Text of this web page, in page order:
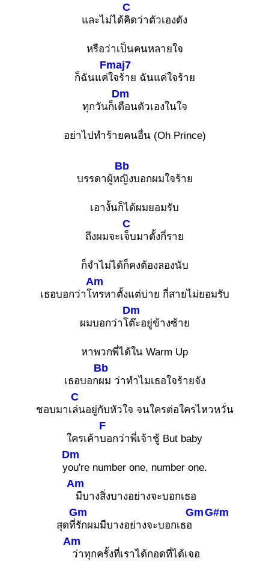
และไม่ได้
C
คิดว่าตัวเองดัง
หรือว่าเป็นคนหลายใจ
ก็ฉันแค่
Fmaj7
ใจร้าย ฉันแค่ใจร้าย
ทุกวันก็เ
Dm
ตือนตัวเองในใจ
อย่าไปทำร้ายคนอื่น (Oh Prince)
บรรดาผู้ห
Bb
ญิงบอกผมใจร้าย
เอางั้นก็ได้ผมยอมรับ
ถึงผมจะเ
C
จ็บมาตั้งกี่ราย
ก็จำไม่ได้ก็คงต้องลองนับ
เธอบอกว่าโ
Am
ทรหาตั้งแต่บ่าย กี่สายไม่ยอมรับ
ผมบอกว่าโ
Dm
ต๊ะอยู่ข้างซ้าย
หาพวกพี่ได้ใน Warm Up
เธอบอก
Bb
ผม ว่าทำไมเธอใจร้ายจัง
ชอบมาเ
C
ล่นอยู่กับหัวใจ จนใครต่อใครไหวหวั่น
ใครเค้า
F
บอกว่าพี่เจ้าชู้ But baby
y
Dm
ou're number one, number one.
Am
มีบางสิ่งบางอย่างจะบอกเธอ
สุดที่
Gm
รักผมมีบางอย่างจะบอกเธอ
GmG#m
Am
ว่าทุกครั้งที่เราได้กอดที่ได้เจอ